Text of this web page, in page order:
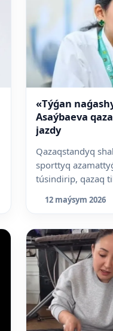
«Týǵan
Asaýbaeva
jazdy
Qazaqstandyq
sporttyq
túsindirip, qazaq
12 maýsym 2026